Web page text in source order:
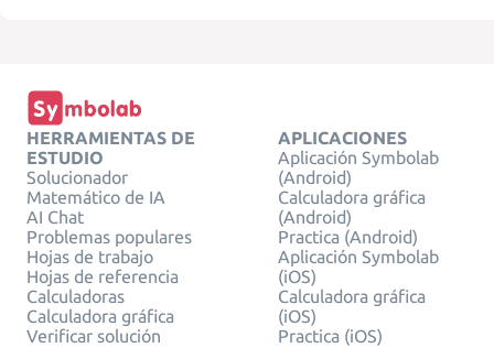
HERRAMIENTAS DE
ESTUDIO
Solucionador
Matemático de IA
AI Chat
Problemas populares
Hojas de trabajo
Hojas de referencia
Calculadoras
Calculadora gráfica
Verificar solución
APLICACIONES
Aplicación Symbolab
(Android)
Calculadora gráfica
(Android)
Practica (Android)
Aplicación Symbolab
(iOS)
Calculadora gráfica
(iOS)
Practica (iOS)